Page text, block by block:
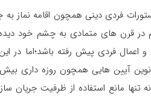
فردی دینی همچون اقامه نماز
در قرن های متمادی به چشم خود
اعمال فردی پیش رفته باشد؛اما
نوین آیین هایی همچون روزه داری
مانع استفاده از ظرفیت جریان